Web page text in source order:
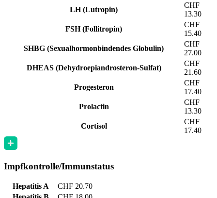
LH (Lutropin)
CHF
13.30
FSH (Follitropin)
CHF
15.40
SHBG (Sexualhormonbindendes Globulin)
CHF
27.00
DHEAS (Dehydroepiandrosteron-Sulfat)
CHF
21.60
Progesteron
CHF
17.40
Prolactin
CHF
13.30
Cortisol
CHF
17.40
Impfkontrolle/Immunstatus
Hepatitis A
CHF 20.70